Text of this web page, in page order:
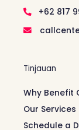
+62 817
Tinjauan
Why Benefit
Our Services
Schedule a